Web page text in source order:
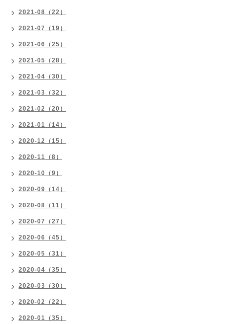
2021-08（22）
2021-07（19）
2021-06（25）
2021-05（28）
2021-04（30）
2021-03（32）
2021-02（20）
2021-01（14）
2020-12（15）
2020-11（8）
2020-10（9）
2020-09（14）
2020-08（11）
2020-07（27）
2020-06（45）
2020-05（31）
2020-04（35）
2020-03（30）
2020-02（22）
2020-01（35）